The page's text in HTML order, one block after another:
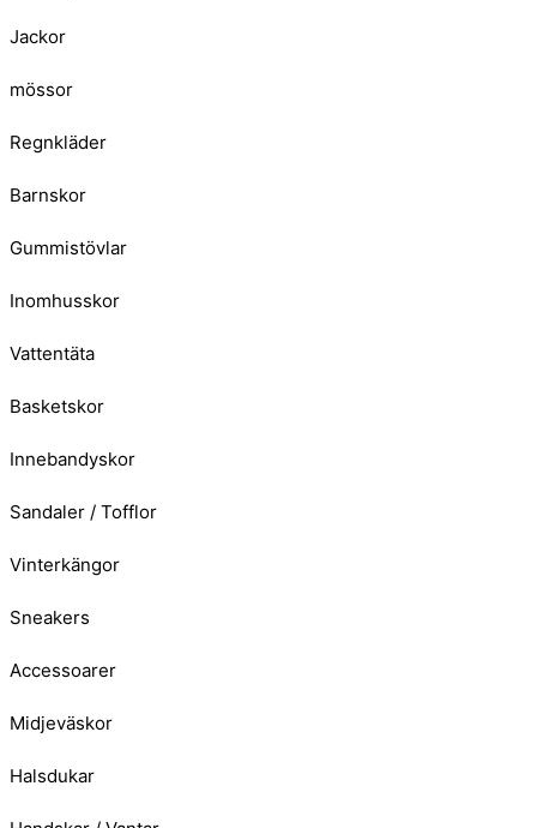
Jackor
mössor
Regnkläder
Barnskor
Gummistövlar
Inomhusskor
Vattentäta
Basketskor
Innebandyskor
Sandaler / Tofflor
Vinterkängor
Sneakers
Accessoarer
Midjeväskor
Halsdukar